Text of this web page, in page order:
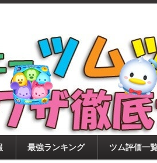
ム攻略・裏ワザ徹
ム攻略サイト！新ツム・イベント・
、ビンゴ・キャラ評価も丁寧に解説
最強ランキング ツム評価一